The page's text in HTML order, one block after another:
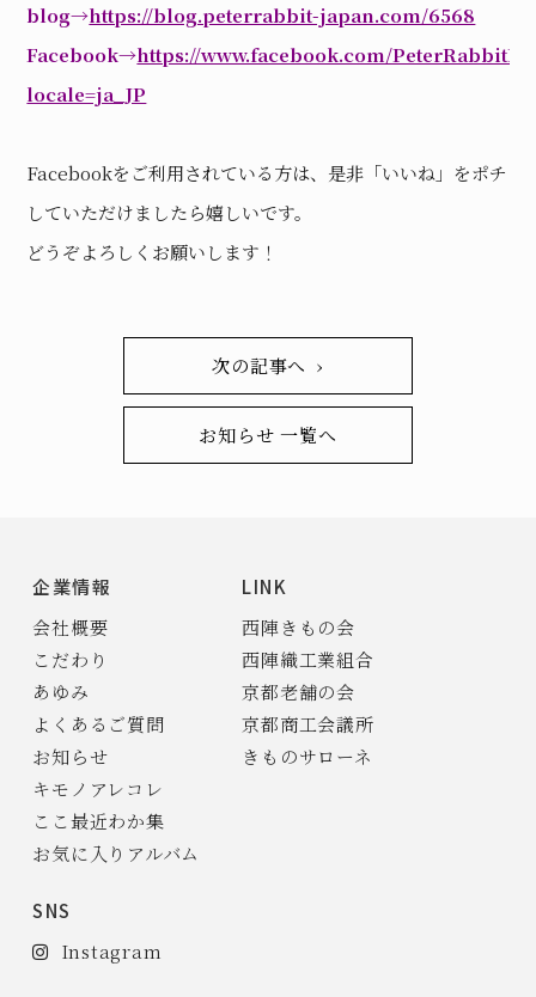
blog→https://blog.peterrabbit-japan.com/6568
Facebook→https://www.facebook.com/
locale=ja_JP
Facebookをご利用されている方は、是非「いいね」をポチッ
していただけましたら嬉しいです。
どうぞよろしくお願いします！
次の記事へ ›
お知らせ 一覧へ
企業情報
会社概要
こだわり
あゆみ
よくあるご質問
お知らせ
キモノアレコレ
ここ最近わか集
お気に入りアルバム
SNS
Instagram
LINK
西陣きもの会
西陣織工業組合
京都老舗の会
京都商工会議所
きものサローネ